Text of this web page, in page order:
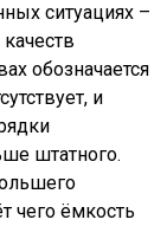
ситуациях –
обозначается
и
штатного.
чего ёмкость